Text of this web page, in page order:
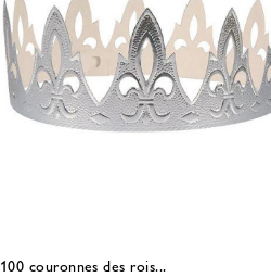
100 couronnes des rois...